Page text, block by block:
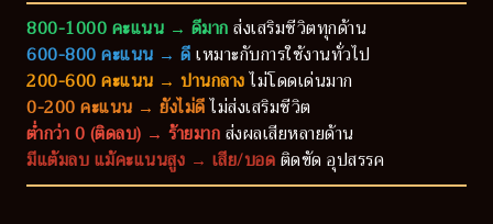
800-1000 คะแนน → ดีมากส่งเสริมชีวิตทุกด้าน
600-800 คะแนน → ดีเหมาะกับการใช้งานทั่วไป
200-600 คะแนน → ปานกลางไม่โดดเด่นมาก
0-200 คะแนน → ยังไม่ดีไม่ส่งเสริมชีวิต
ต่ำกว่า 0 (ติดลบ) → ร้ายมากส่งผลเสียหลายด้าน
มีแต้มลบ แม้คะแนนสูง → เสีย/บอดติดขัด อุปสรรค